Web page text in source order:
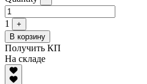
1
+
В корзину
Получить КП
На складе